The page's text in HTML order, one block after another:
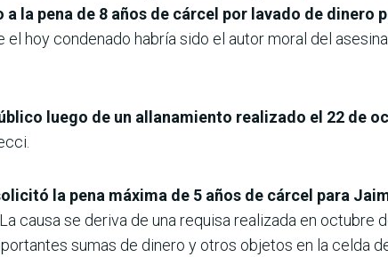
a la pena de 8 años de cárcel por lavado de
el hoy condenado habría sido el autor moral del
luego de un allanamiento realizado el 22 de
la pena máxima de 5 años de cárcel para
La causa se deriva de una requisa realizada en octubre
sumas de dinero y otros objetos en la celda